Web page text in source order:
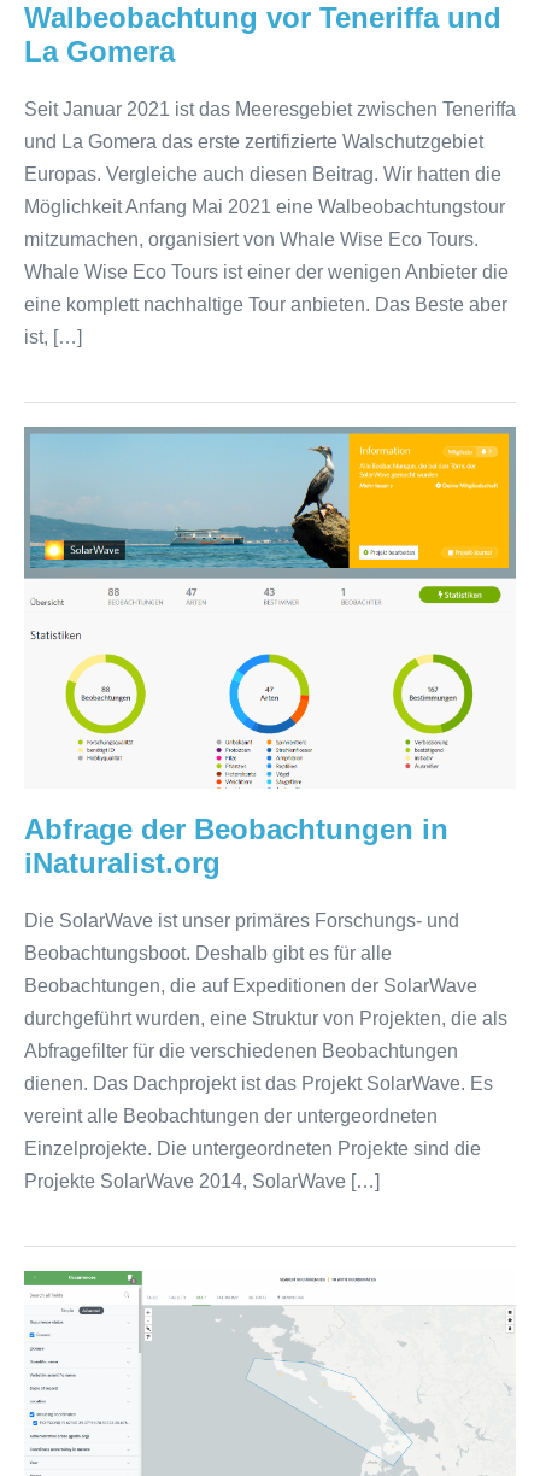
Walbeobachtung vor Teneriffa und
La Gomera
Seit Januar 2021 ist das Meeresgebiet zwischen Teneriffa
und La Gomera das erste zertifizierte Walschutzgebiet
Europas. Vergleiche auch diesen Beitrag. Wir hatten die
Möglichkeit Anfang Mai 2021 eine Walbeobachtungstour
mitzumachen, organisiert von Whale Wise Eco Tours.
Whale Wise Eco Tours ist einer der wenigen Anbieter die
eine komplett nachhaltige Tour anbieten. Das Beste aber
ist, […]
in
iNaturalist.org
Abfrage der Beobachtungen in
iNaturalist.org
Die SolarWave ist unser primäres Forschungs- und
Beobachtungsboot. Deshalb gibt es für alle
Beobachtungen, die auf Expeditionen der SolarWave
durchgeführt wurden, eine Struktur von Projekten, die als
Abfragefilter für die verschiedenen Beobachtungen
dienen. Das Dachprojekt ist das Projekt SolarWave. Es
vereint alle Beobachtungen der untergeordneten
Einzelprojekte. Die untergeordneten Projekte sind die
Projekte SolarWave 2014, SolarWave […]
Abfrage
der
Beobachtungen
in
GBIF.org